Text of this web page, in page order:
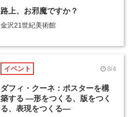
路上、お邪魔ですか？
金沢21世紀美術館
イベント 8/4
ダフィ・クーネ：ポスターを構
築する ―形をつくる、版をつく
る、表現をつくる―